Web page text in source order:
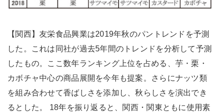
【関西】友栄食品興業は2019年秋のパントレンドを予測
した。これは同社が過去5年間のトレンドを分析して予測
したもの。ここ数年ランキング上位を占める、芋・栗・
カボチャ中心の商品展開を今年も提案。さらにナッツ類
を組み合わせて香ばしさを添加し、秋らしさを演出でき
るとした。 18年を振り返ると、関西・関東ともに使用素